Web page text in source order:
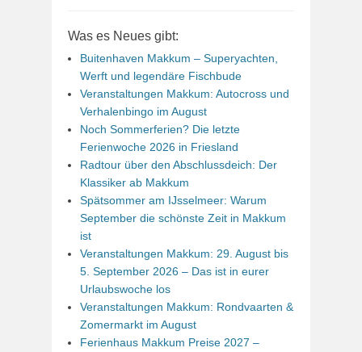
Was es Neues gibt:
Buitenhaven Makkum – Superyachten,
Werft und legendäre Fischbude
Veranstaltungen Makkum: Autocross und
Verhalenbingo im August
Noch Sommerferien? Die letzte
Ferienwoche 2026 in Friesland
Radtour über den Abschlussdeich: Der
Klassiker ab Makkum
Spätsommer am IJsselmeer: Warum
September die schönste Zeit in Makkum
ist
Veranstaltungen Makkum: 29. August bis
5. September 2026 – Das ist in eurer
Urlaubswoche los
Veranstaltungen Makkum: Rondvaarten &
Zomermarkt im August
Ferienhaus Makkum Preise 2027 –